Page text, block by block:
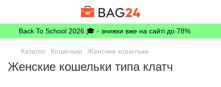
Back To School 2026 🎓 - знижки вже на сайті до 78%
Каталог Кошельки Женские кошельки
Женские кошельки типа клатч